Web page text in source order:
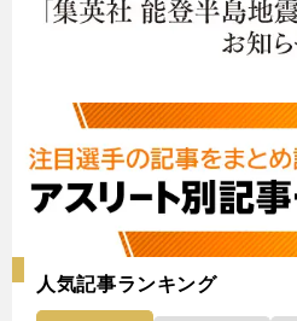
人気記事ランキング